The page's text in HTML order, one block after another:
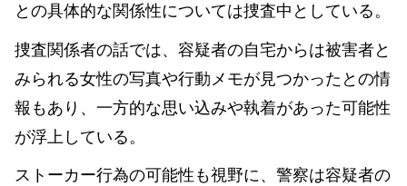
との具体的な関係性については捜査中としている。
捜査関係者の話では、容疑者の自宅からは被害者と
みられる女性の写真や行動メモが見つかったとの情
報もあり、一方的な思い込みや執着があった可能性
が浮上している。
ストーカー行為の可能性も視野に、警察は容疑者の